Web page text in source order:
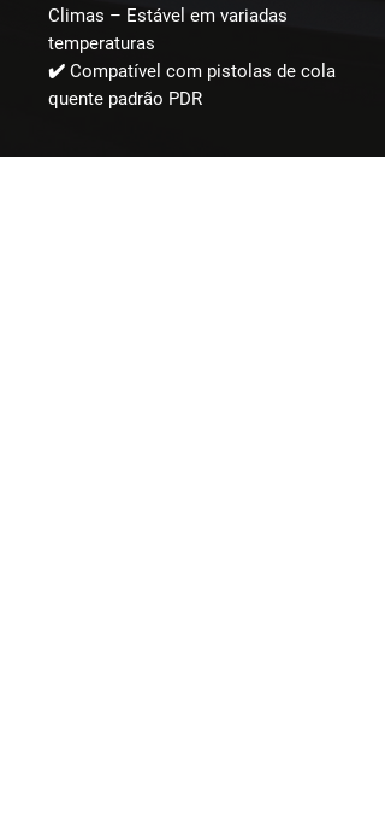
Climas – Estável em variadas
temperaturas
✔️ Compatível com pistolas de cola
quente padrão PDR